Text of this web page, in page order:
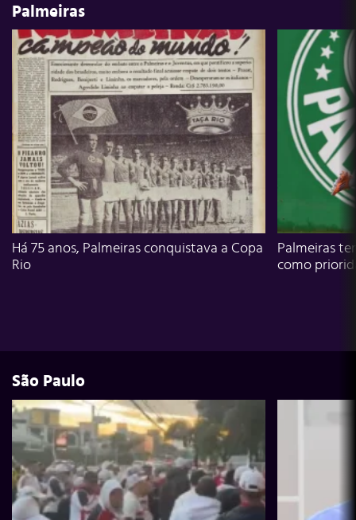
Palmeiras
Há 75 anos, Palmeiras conquistava a Copa
Rio
Palmeiras
como
São Paulo